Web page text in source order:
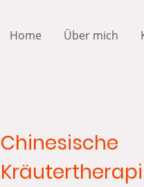
Home Über mich
Chinesische
Kräutertherapi